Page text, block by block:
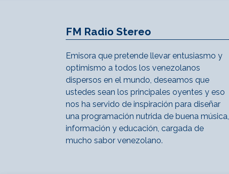
FM Radio Stereo
Emisora que pretende llevar entusiasmo y
optimismo a todos los venezolanos
dispersos en el mundo, deseamos que
ustedes sean los principales oyentes y eso
nos ha servido de inspiración para diseñar
una programación nutrida de buena música,
información y educación, cargada de
mucho sabor venezolano.